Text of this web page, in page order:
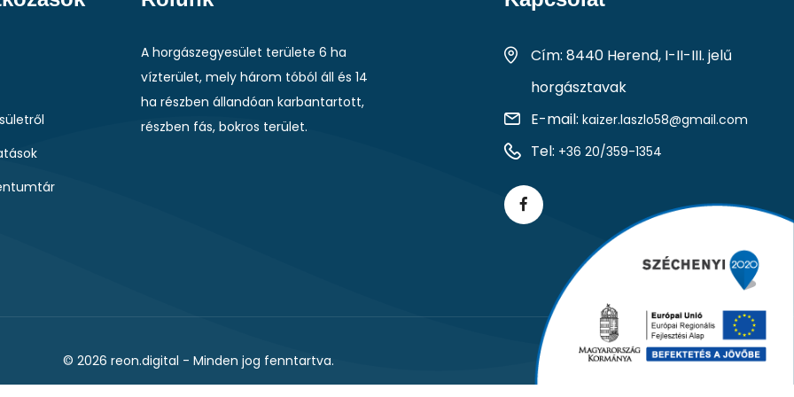
A horgászegyesület területe 6 ha
vízterület, mely három tóból áll és 14
ha részben állandóan karbantartott,
részben fás, bokros terület.
Cím: 8440 Herend, I-II-III. jelű
horgásztavak
E-mail: kaizer.laszlo58@gmail.com
Tel: +36 20/359-1354
© 2026 reon.digital - Minden jog fenntartva.